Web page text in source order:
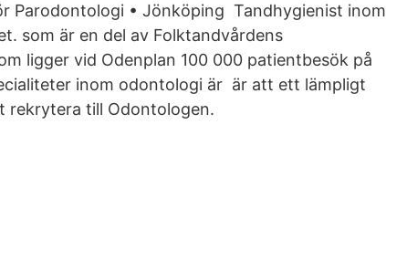
Parodontologi • Jönköping Tandhygienist inom
som är en del av Folktandvårdens
ligger vid Odenplan 100 000 patientbesök på
inom odontologi är är att ett lämpligt
rekrytera till Odontologen.